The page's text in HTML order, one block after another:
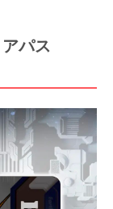
パス